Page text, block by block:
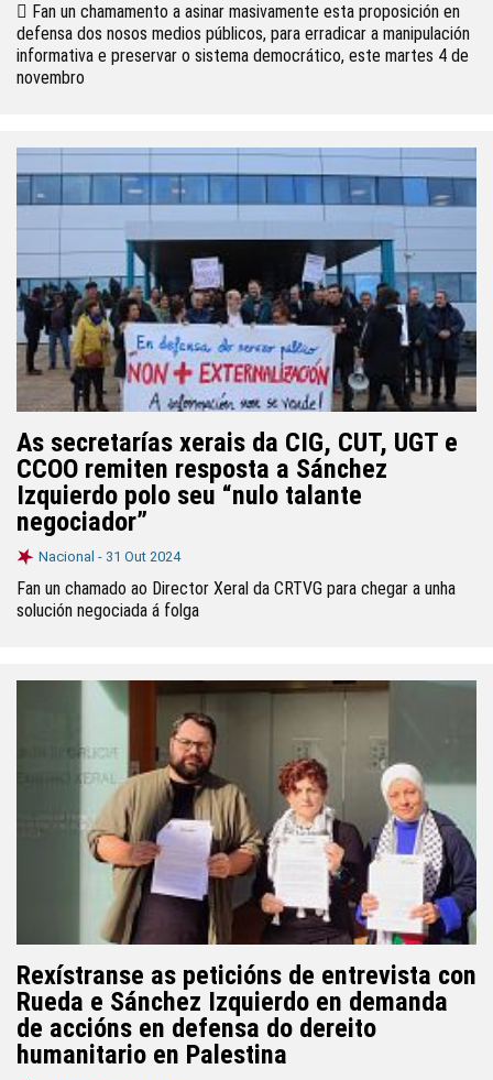
 Fan un chamamento a asinar masivamente esta proposición en
defensa dos nosos medios públicos, para erradicar a manipulación
informativa e preservar o sistema democrático, este martes 4 de
novembro
As secretarías xerais da CIG, CUT, UGT e
CCOO remiten resposta a Sánchez
Izquierdo polo seu “nulo talante
negociador”
Nacional - 31 Out 2024
Fan un chamado ao Director Xeral da CRTVG para chegar a unha
solución negociada á folga
Rexístranse as peticións de entrevista con
Rueda e Sánchez Izquierdo en demanda
de accións en defensa do dereito
humanitario en Palestina